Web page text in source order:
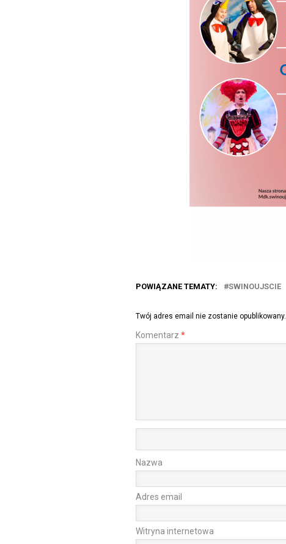
POWIĄZANE TEMATY: SWINOUJSCIE
Twój adres email nie zostanie opublikowany.
Komentarz *
Nazwa
Adres email
Witryna internetowa